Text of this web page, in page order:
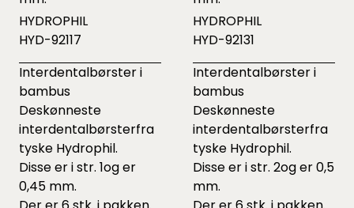
HYDROPHIL
HYD-92117
Interdentalbørster i
bambus
Deskønneste
interdentalbørsterfra
tyske Hydrophil.
Disse er i str. 1og er
0,45 mm.
HYDROPHIL
HYD-92131
Interdentalbørster i
bambus
Deskønneste
interdentalbørsterfra
tyske Hydrophil.
Disse er i str. 2og er 0,5
mm.